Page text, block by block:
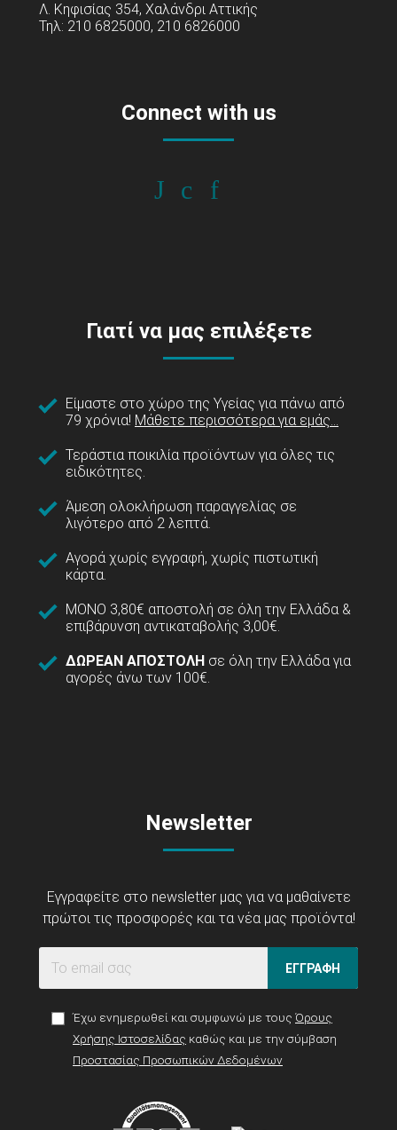
Λ. Κηφισίας 354, Χαλάνδρι Αττικής
Τηλ: 210 6825000, 210 6826000
Connect with us
Γιατί να μας επιλέξετε
Είμαστε στο χώρο της Υγείας για πάνω από
79 χρόνια! Μάθετε περισσότερα για εμάς...
Τεράστια ποικιλία προϊόντων για όλες τις
ειδικότητες.
Άμεση ολοκλήρωση παραγγελίας σε
λιγότερο από 2 λεπτά.
Αγορά χωρίς εγγραφή, χωρίς πιστωτική
κάρτα.
ΜΟΝΟ 3,80€ αποστολή σε όλη την Ελλάδα &
επιβάρυνση αντικαταβολής 3,00€.
ΔΩΡΕΑΝ ΑΠΟΣΤΟΛΗ σε όλη την Ελλάδα για
αγορές άνω των 100€.
Newsletter
Εγγραφείτε στο newsletter μας για να μαθαίνετε
πρώτοι τις προσφορές και τα νέα μας προϊόντα!
ΕΓΓΡΑΦΗ
Έχω ενημερωθεί και συμφωνώ με τους Όρους
Χρήσης Ιστοσελίδας καθώς και με την σύμβαση
Προστασίας Προσωπικών Δεδομένων